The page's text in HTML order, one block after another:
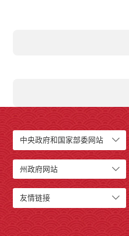
中央政府和国家部委网站
州政府网站
友情链接